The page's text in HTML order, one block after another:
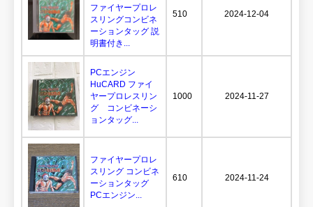
ファイヤープロレ
スリングコンビネ
ーションタッグ 説
明書付き...
510 2024-12-04
PCエンジン
HuCARD ファイ
ヤープロレスリン
グ コンビネーシ
ョンタッグ...
1000 2024-11-27
ファイヤープロレ
スリング コンビネ
ーションタッグ
PCエンジン...
610 2024-11-24